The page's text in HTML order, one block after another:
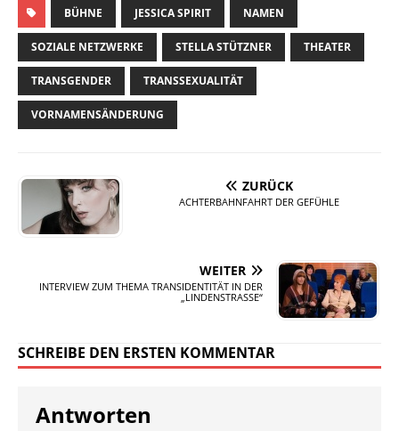
BÜHNE JESSICA SPIRIT NAMEN
SOZIALE NETZWERKE STELLA STÜTZNER THEATER
TRANSGENDER TRANSSEXUALITÄT
VORNAMENSÄNDERUNG
ZURÜCK
ACHTERBAHNFAHRT DER GEFÜHLE
WEITER
INTERVIEW ZUM THEMA TRANSIDENTITÄT IN DER
„LINDENSTRASSE“
SCHREIBE DEN ERSTEN KOMMENTAR
Antworten